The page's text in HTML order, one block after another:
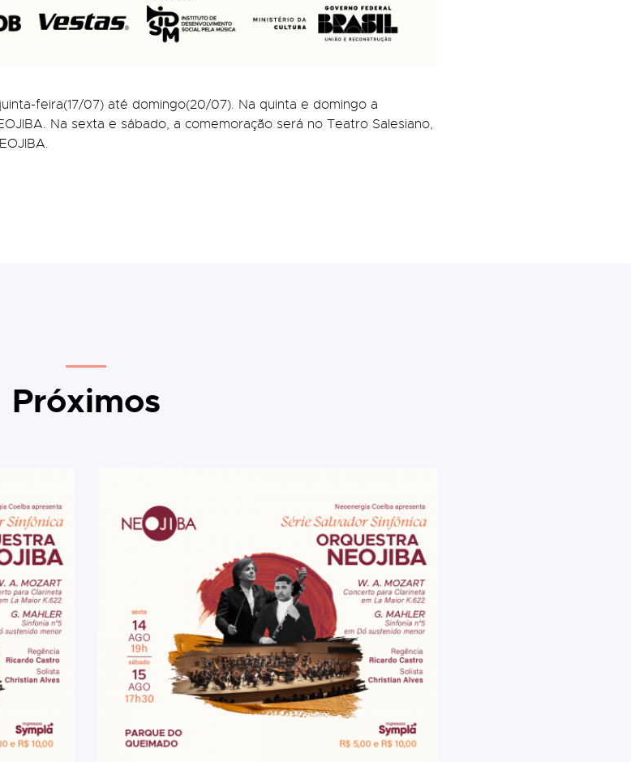
feira(17/07) até domingo(20/07). Na quinta e domingo a
Na sexta e sábado, a comemoração será no Teatro Salesiano,
Próximos